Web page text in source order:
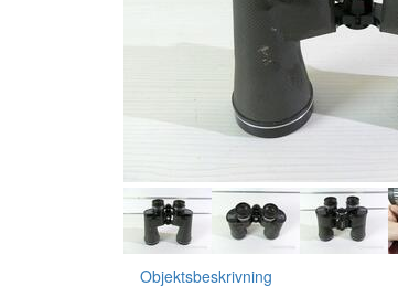
Objektsbeskrivning